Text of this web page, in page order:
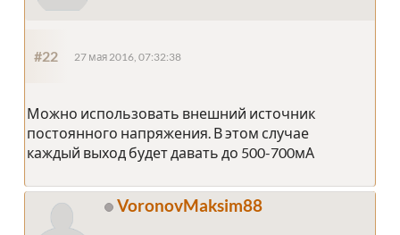
#22 27 мая 2016, 07:32:38
Можно использовать внешний источник
постоянного напряжения. В этом случае
каждый выход будет давать до 500-700мА
VoronovMaksim88